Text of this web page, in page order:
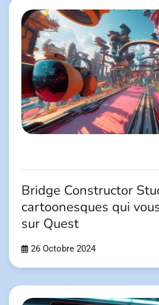
Bridge Constructor
cartoonesques qui
sur Quest
26 Octobre 2024